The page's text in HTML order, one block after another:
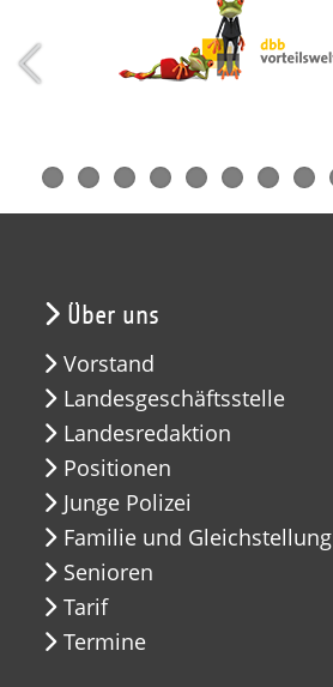
Über uns
Vorstand
Landesgeschäftsstelle
Landesredaktion
Positionen
Junge Polizei
Familie und Gleichstellung
Senioren
Tarif
Termine